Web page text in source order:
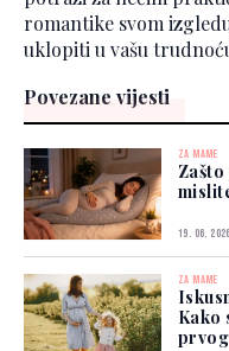
romantike svom
uklopiti u vašu
Povezane vijesti
ZA MAME
19. 06.
ZA MAME
Kako
prvog